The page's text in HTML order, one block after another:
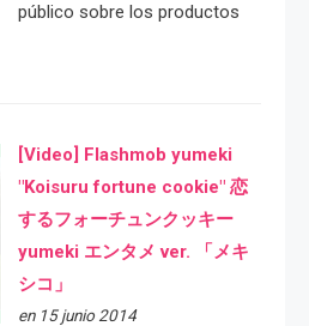
público sobre los productos
[Video] Flashmob yumeki
"Koisuru fortune cookie" 恋
するフォーチュンクッキー
yumeki エンタメ ver. 「メキ
シコ」
en 15 junio 2014